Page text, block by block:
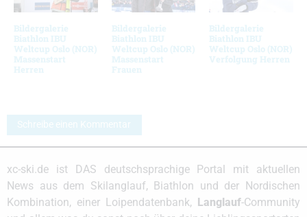
Bildergalerie
Biathlon IBU
Weltcup Oslo (NOR)
Massenstart
Herren
Bildergalerie
Biathlon IBU
Weltcup Oslo (NOR)
Massenstart
Frauen
Bildergalerie
Biathlon IBU
Weltcup Oslo (NOR)
Verfolgung Herren
Schreibe einen Kommentar
xc-ski.de ist DAS deutschsprachige Portal mit aktuellen
News aus dem Skilanglauf, Biathlon und der Nordischen
Kombination, einer Loipendatenbank,
Langlauf-Community